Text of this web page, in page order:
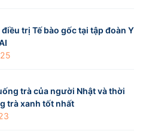
trị Tế bào gốc tại tập đoàn Y
trà của người Nhật và thời
trà xanh tốt nhất